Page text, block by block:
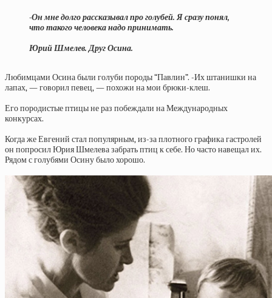
-Он мне долго рассказывал про голубей. Я сразу понял,
что такого человека надо принимать.
Юрий Шмелев. Друг Осина.
Любимцами Осина были голуби породы “Павлин”. -Их штанишки на
лапах, — говорил певец, — похожи на мои брюки-клеш.
Его породистые птицы не раз побеждали на Международных
конкурсах.
Когда же Евгений стал популярным, из-за плотного графика гастролей
он попросил Юрия Шмелева забрать птиц к себе. Но часто навещал их.
Рядом с голубями Осину было хорошо.